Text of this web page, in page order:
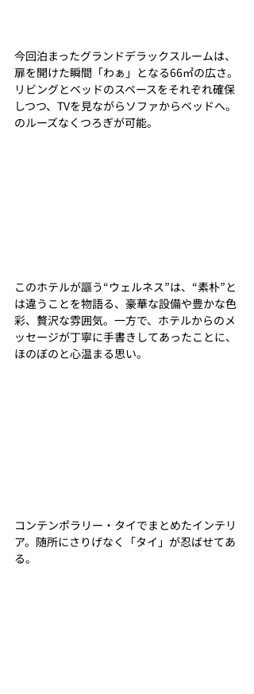
今回泊まったグランドデラックスルームは、
扉を開けた瞬間「わぁ」となる66㎡の広さ。
リビングとベッドのスペースをそれぞれ確保
しつつ、TVを見ながらソファからベッドへ。
のルーズなくつろぎが可能。
このホテルが謳う“ウェルネス”は、“素朴”と
は違うことを物語る、豪華な設備や豊かな色
彩、贅沢な雰囲気。一方で、ホテルからのメ
ッセージが丁寧に手書きしてあったことに、
ほのぼのと心温まる思い。
コンテンポラリー・タイでまとめたインテリ
ア。随所にさりげなく「タイ」が忍ばせてあ
る。